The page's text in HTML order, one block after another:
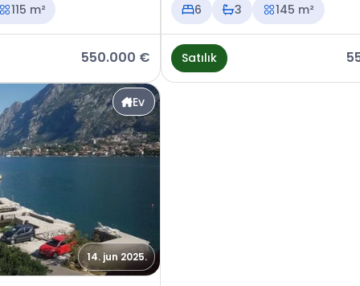
115 m²
550.000 €
6
3 145 m²
Satılık
Ev
14. jun 2025.